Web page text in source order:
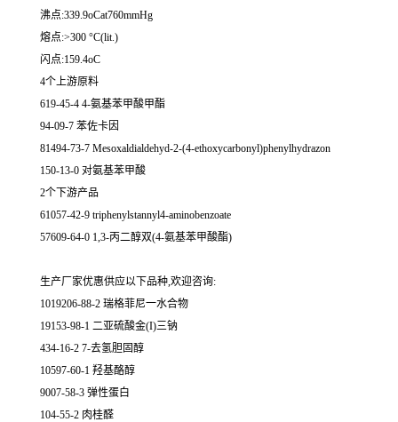
沸点:339.9oCat760mmHg
熔点:>300 °C(lit.)
闪点:159.4oC
4个上游原料
619-45-4 4-氨基苯甲酸甲酯
94-09-7 苯佐卡因
81494-73-7 Mesoxaldialdehyd-2-(4-ethoxycarbonyl)phenylhydrazon
150-13-0 对氨基苯甲酸
2个下游产品
61057-42-9 triphenylstannyl4-aminobenzoate
57609-64-0 1,3-丙二醇双(4-氨基苯甲酸酯)
生产厂家优惠供应以下品种,欢迎咨询:
1019206-88-2 瑞格菲尼一水合物
19153-98-1 二亚硫酸金(I)三钠
434-16-2 7-去氢胆固醇
10597-60-1 羟基酪醇
9007-58-3 弹性蛋白
104-55-2 肉桂醛